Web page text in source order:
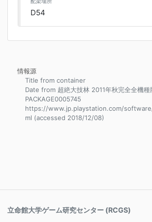
D54
情報源
Title from container
Date from 超絶大技林 2011年秋完全全機
PACKAGE0005745
https://www.jp.playstation.com/
ml (accessed 2018/12/08)
立命館大学ゲーム研究センター (RCGS)